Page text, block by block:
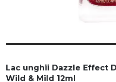
Lac unghii Dazzle Effect
Wild & Mild 12ml